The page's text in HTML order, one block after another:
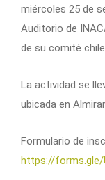
miércoles 25 de
Auditorio de
de su comité
La actividad se
ubicada en
Formulario de
https://forms.gle/